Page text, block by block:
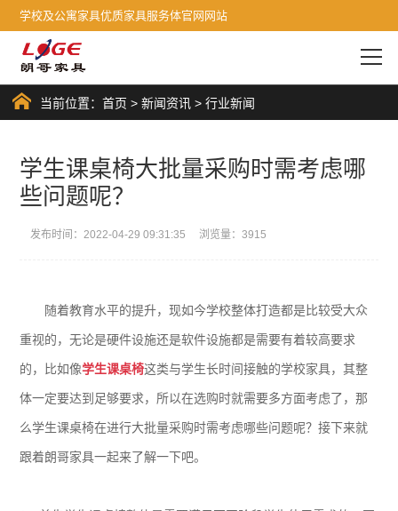
学校及公寓家具优质家具服务体官网网站
当前位置：首页 >新闻资讯 >行业新闻
学生课桌椅大批量采购时需考虑哪
些问题呢？
发布时间：2022-04-29 09:31:35 浏览量：3915
随着教育水平的提升，现如今学校整体打造都是比较受大众
重视的，无论是硬件设施还是软件设施都是需要有着较高要求
的，比如像学生课桌椅这类与学生长时间接触的学校家具，其整
体一定要达到足够要求，所以在选购时就需要多方面考虑了，那
么学生课桌椅在进行大批量采购时需考虑哪些问题呢？接下来就
跟着朗哥家具一起来了解一下吧。